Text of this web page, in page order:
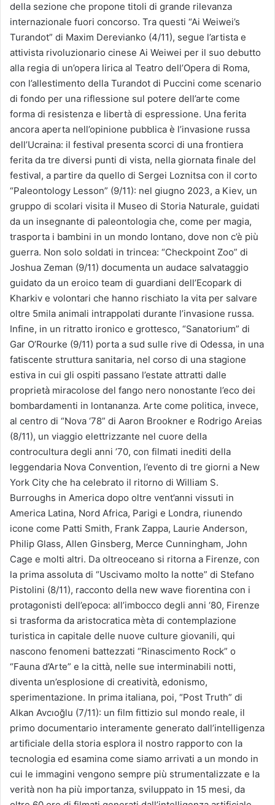
della sezione che propone titoli di grande rilevanza
internazionale fuori concorso. Tra questi “Ai Weiwei’s
Turandot” di Maxim Derevianko (4/11), segue l’artista e
attivista rivoluzionario cinese Ai Weiwei per il suo debutto
alla regia di un’opera lirica al Teatro dell’Opera di Roma,
con l’allestimento della Turandot di Puccini come scenario
di fondo per una riflessione sul potere dell’arte come
forma di resistenza e libertà di espressione. Una ferita
ancora aperta nell’opinione pubblica è l’invasione russa
dell’Ucraina: il festival presenta scorci di una frontiera
ferita da tre diversi punti di vista, nella giornata finale del
festival, a partire da quello di Sergei Loznitsa con il corto
“Paleontology Lesson” (9/11): nel giugno 2023, a Kiev, un
gruppo di scolari visita il Museo di Storia Naturale, guidati
da un insegnante di paleontologia che, come per magia,
trasporta i bambini in un mondo lontano, dove non c’è più
guerra. Non solo soldati in trincea: “Checkpoint Zoo” di
Joshua Zeman (9/11) documenta un audace salvataggio
guidato da un eroico team di guardiani dell’Ecopark di
Kharkiv e volontari che hanno rischiato la vita per salvare
oltre 5mila animali intrappolati durante l’invasione russa.
Infine, in un ritratto ironico e grottesco, “Sanatorium” di
Gar O’Rourke (9/11) porta a sud sulle rive di Odessa, in una
fatiscente struttura sanitaria, nel corso di una stagione
estiva in cui gli ospiti passano l’estate attratti dalle
proprietà miracolose del fango nero nonostante l’eco dei
bombardamenti in lontananza. Arte come politica, invece,
al centro di “Nova ‘78” di Aaron Brookner e Rodrigo Areias
(8/11), un viaggio elettrizzante nel cuore della
controcultura degli anni ’70, con filmati inediti della
leggendaria Nova Convention, l’evento di tre giorni a New
York City che ha celebrato il ritorno di William S.
Burroughs in America dopo oltre vent’anni vissuti in
America Latina, Nord Africa, Parigi e Londra, riunendo
icone come Patti Smith, Frank Zappa, Laurie Anderson,
Philip Glass, Allen Ginsberg, Merce Cunningham, John
Cage e molti altri. Da oltreoceano si ritorna a Firenze, con
la prima assoluta di “Uscivamo molto la notte” di Stefano
Pistolini (8/11), racconto della new wave fiorentina con i
protagonisti dell’epoca: all’imbocco degli anni ‘80, Firenze
si trasforma da aristocratica mèta di contemplazione
turistica in capitale delle nuove culture giovanili, qui
nascono fenomeni battezzati “Rinascimento Rock” o
“Fauna d’Arte” e la città, nelle sue interminabili notti,
diventa un’esplosione di creatività, edonismo,
sperimentazione. In prima italiana, poi, “Post Truth” di
Alkan Avcıoğlu (7/11): un film fittizio sul mondo reale, il
primo documentario interamente generato dall’intelligenza
artificiale della storia esplora il nostro rapporto con la
tecnologia ed esamina come siamo arrivati a un mondo in
cui le immagini vengono sempre più strumentalizzate e la
verità non ha più importanza, sviluppato in 15 mesi, da